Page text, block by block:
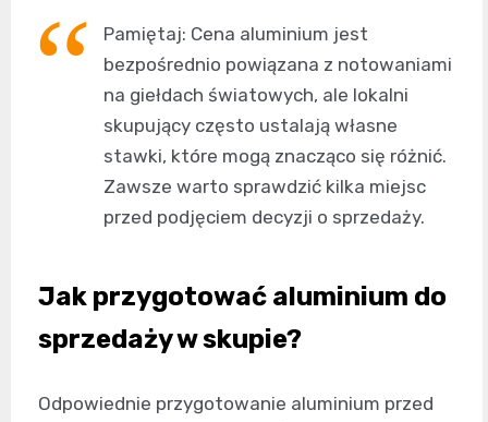
Pamiętaj: Cena aluminium jest
bezpośrednio powiązana z notowaniami
na giełdach światowych, ale lokalni
skupujący często ustalają własne
stawki, które mogą znacząco się różnić.
Zawsze warto sprawdzić kilka miejsc
przed podjęciem decyzji o sprzedaży.
Jak przygotować aluminium do
sprzedaży w skupie?
Odpowiednie przygotowanie aluminium przed